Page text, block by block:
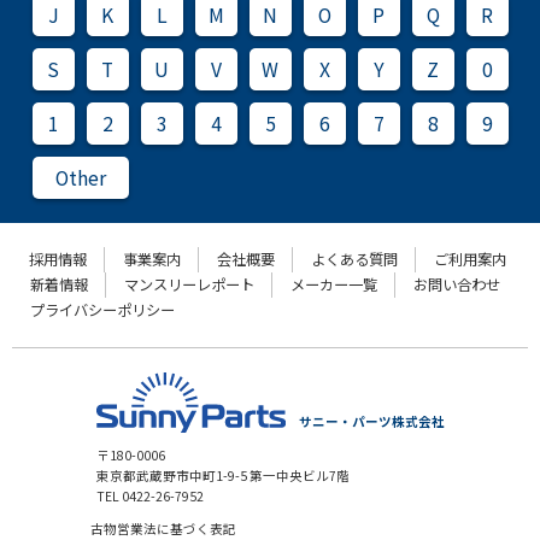
J
K L M N O P Q
R
S
T U V W X Y Z
0
1
2 3 4 5 6 7 8
9
Other
採用情報 事業案内 会社概要 よくある質問
ご利用案内
新着情報
マンスリーレポート メーカー一覧
お問い合わせ
プライバシーポリシー
サニー・パーツ株式会社
〒180-0006
東京都武蔵野市中町1-9-5 第一中央ビル7階
TEL 0422-26-7952
古物営業法に基づく表記